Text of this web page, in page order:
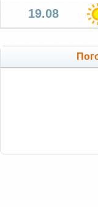
19.08